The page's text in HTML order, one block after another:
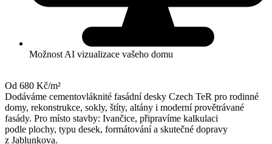
Možnost AI vizualizace vašeho domu
Od 680 Kč/m²
Dodáváme cementovláknité fasádní desky Czech TeR pro rodinné
domy, rekonstrukce, sokly, štíty, altány i moderní provětrávané
fasády. Pro místo stavby: Ivančice, připravíme kalkulaci
podle plochy, typu desek, formátování a skutečné dopravy
z Jablunkova.